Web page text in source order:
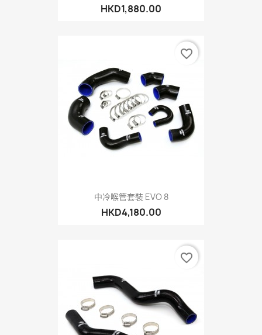
HKD1,880.00
中冷喉管套裝 EVO 8
HKD4,180.00
favorite_border
favorite_border